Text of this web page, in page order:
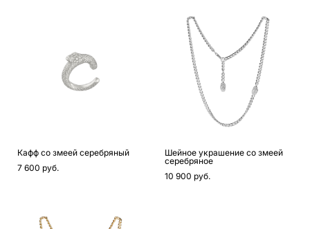
Кафф со змеей серебряный
7 600 pуб.
Шейное украшение со змеей
серебряное
10 900 pуб.